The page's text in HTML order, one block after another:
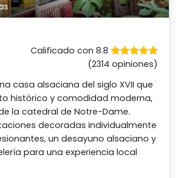
Calificado con 8.8
(2314 opiniones)
casa alsaciana del siglo XVII que
histórico y comodidad moderna,
la catedral de Notre-Dame.
decoradas individualmente
un desayuno alsaciano y
para una experiencia local